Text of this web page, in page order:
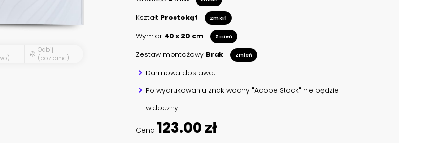
Odbij
(poziomo)
Kształt Prostokąt Zmień
Wymiar 40 x 20 cm Zmień
Zestaw montażowy Brak Zmień
Darmowa dostawa.
Po wydrukowaniu znak wodny "Adobe Stock" nie będzie
widoczny.
Cena 123.00 zł